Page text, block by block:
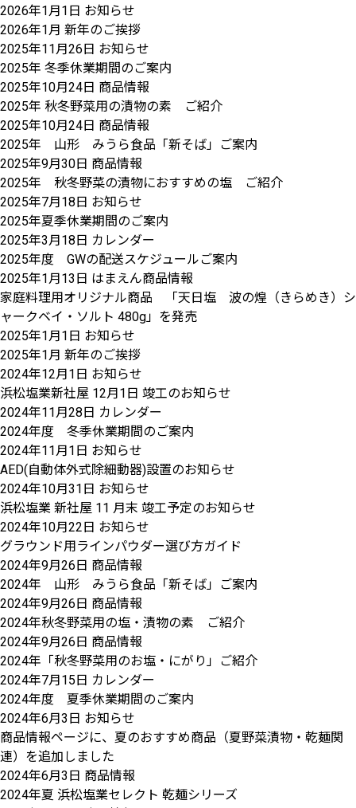
2026年1月1日 お知らせ
2026年1月 新年のご挨拶
2025年11月26日 お知らせ
2025年 冬季休業期間のご案内
2025年10月24日 商品情報
2025年 秋冬野菜用の漬物の素 ご紹介
2025年10月24日 商品情報
2025年 山形 みうら食品「新そば」ご案内
2025年9月30日 商品情報
2025年 秋冬野菜の漬物におすすめの塩 ご紹介
2025年7月18日 お知らせ
2025年夏季休業期間のご案内
2025年3月18日 カレンダー
2025年度 GWの配送スケジュールご案内
2025年1月13日 はまえん商品情報
家庭料理用オリジナル商品 「天日塩 波の煌（きらめき）シ
ャークベイ・ソルト 480g」を発売
2025年1月1日 お知らせ
2025年1月 新年のご挨拶
2024年12月1日 お知らせ
浜松塩業新社屋 12月1日 竣工のお知らせ
2024年11月28日 カレンダー
2024年度 冬季休業期間のご案内
2024年11月1日 お知らせ
AED(自動体外式除細動器)設置のお知らせ
2024年10月31日 お知らせ
浜松塩業 新社屋 11 月末 竣工予定のお知らせ
2024年10月22日 お知らせ
グラウンド用ラインパウダー選び方ガイド
2024年9月26日 商品情報
2024年 山形 みうら食品「新そば」ご案内
2024年9月26日 商品情報
2024年秋冬野菜用の塩・漬物の素 ご紹介
2024年9月26日 商品情報
2024年「秋冬野菜用のお塩・にがり」ご紹介
2024年7月15日 カレンダー
2024年度 夏季休業期間のご案内
2024年6月3日 お知らせ
商品情報ページに、夏のおすすめ商品（夏野菜漬物・乾麺関
連）を追加しました
2024年6月3日 商品情報
2024年夏 浜松塩業セレクト 乾麺シリーズ